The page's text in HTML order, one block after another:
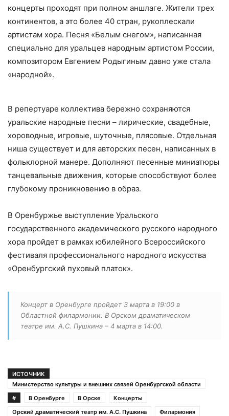
концерты проходят при полном аншлаге. Жители трех
континентов, а это более 40 стран, рукоплескали
артистам хора. Песня «Белым снегом», написанная
специально для уральцев народным артистом России,
композитором Евгением Родыгиным давно уже стала
«народной».
В репертуаре коллектива бережно сохраняются
уральские народные песни – лирические, свадебные,
хороводные, игровые, шуточные, плясовые. Отдельная
ниша существует и для авторских песен, написанных в
фольклорной манере. Дополняют песенные миниатюры
танцевальные движения, которые способствуют более
глубокому проникновению в образ.
В Оренбуржье выступление Уральского
государственного академического русского народного
хора пройдет в рамках юбилейного Всероссийского
фестиваля профессионального народного искусства
«Оренбургский пуховый платок».
Концерт в Оренбурге пройдет 3 марта в 19:00 в
Областной филармонии. В Орском драматическом
театре им. А.С. Пушкина – 4 марта в 14:00.
ИСТОЧНИК
Министерство культуры и внешних связей Оренбургской области
#
В Оренбурге В Орске
Концерты
Орский драматический театр им. А.С. Пушкина
Филармония